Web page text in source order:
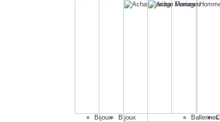
Bijoux
Bijoux
Ballerines